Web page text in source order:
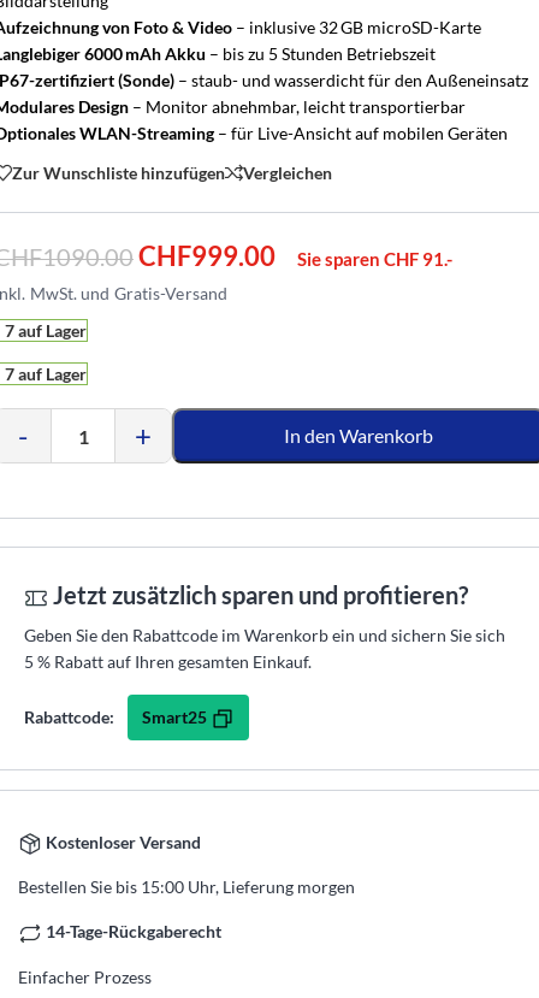
von Foto & Video – inklusive 32 GB microSD-Karte
6000 mAh Akku – bis zu 5 Stunden Betriebszeit
zertifiziert (Sonde) – staub- und wasserdicht für den Außeneinsatz
Design – Monitor abnehmbar, leicht transportierbar
WLAN-Streaming – für Live-Ansicht auf mobilen Geräten
Zur Wunschliste hinzufügen
Vergleichen
1090.00CHF999.00 Sie sparen CHF 91.-
7 auf Lager
7 auf Lager
- + In den Warenkorb
Jetzt zusätzlich sparen und profitieren?
Geben Sie den Rabattcode im Warenkorb ein und sichern Sie sich
5 % Rabatt auf Ihren gesamten Einkauf.
Rabattcode: Smart25
Kostenloser Versand
Bestellen Sie bis 15:00 Uhr, Lieferung morgen
14-Tage-Rückgaberecht
Einfacher Prozess